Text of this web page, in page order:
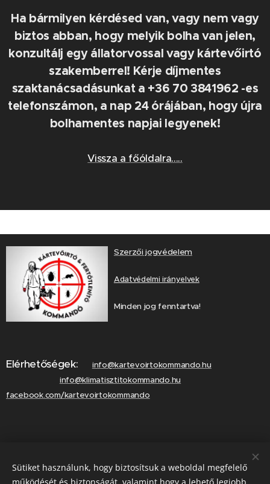
Ha bármilyen kérdésed van, vagy nem vagy
biztos abban, hogy melyik bolha van jelen,
konzultálj egy állatorvossal vagy kártevőirtó
szakemberrel! Kérje díjmentes
szaktanácsadásunkat a +36 70 3841962 -es
telefonszámon, a nap 24 órájában, hogy újra
bolhamentes napjai legyenek!
Vissza a főóldalra.....
Szerzői jogvédelem
Adatvédelmi irányelvek
Minden jog fenntartva!
Elérhetőségek:
info@kartevoirtokommando.hu
info@klimatisztitokommando.hu
facebook.com/kartevoirtokommando
Sütiket használunk, hogy biztosítsuk a weboldal megfelelő